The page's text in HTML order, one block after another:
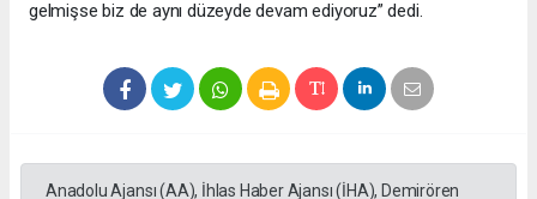
gelmişse biz de aynı düzeyde devam ediyoruz” dedi.
Anadolu Ajansı (AA), İhlas Haber Ajansı (İHA), Demirören